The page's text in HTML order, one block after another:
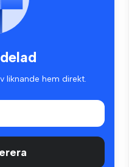
liknande hem direkt.